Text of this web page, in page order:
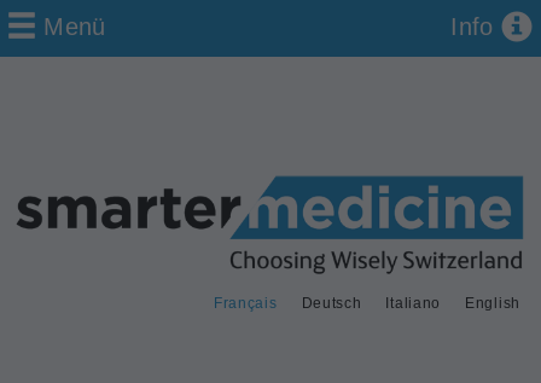
Deutsch
Français Italiano English
Menü Info